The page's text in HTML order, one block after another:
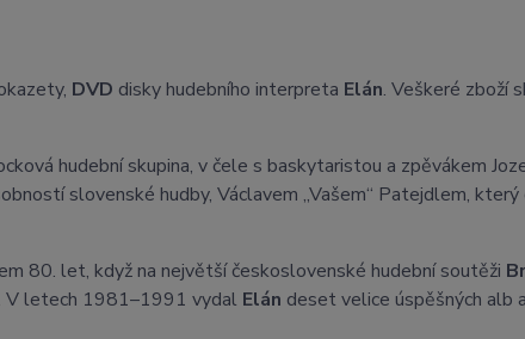
DVD disky hudebního interpreta Elán. Veškeré zboží
hudební skupina, v čele s baskytaristou a zpěvákem
slovenské hudby, Václavem „Vašem“ Patejdlem,
80. let, když na největší československé hudební soutěži
. V letech 1981–1991 vydal Elán deset velice úspěšných alb